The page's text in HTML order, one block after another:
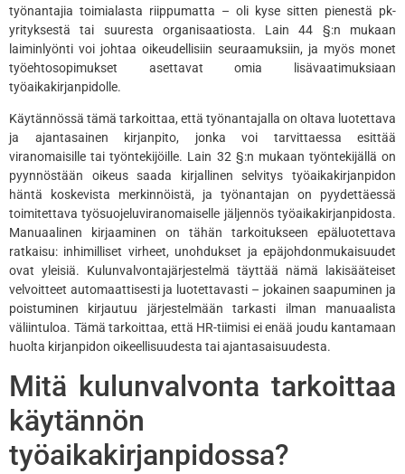
työnantajia toimialasta riippumatta – oli kyse sitten pienestä pk-
yrityksestä tai suuresta organisaatiosta. Lain 44 §:n mukaan
laiminlyönti voi johtaa oikeudellisiin seuraamuksiin, ja myös monet
työehtosopimukset asettavat omia lisävaatimuksiaan
työaikakirjanpidolle.
Käytännössä tämä tarkoittaa, että työnantajalla on oltava luotettava
ja ajantasainen kirjanpito, jonka voi tarvittaessa esittää
viranomaisille tai työntekijöille. Lain 32 §:n mukaan työntekijällä on
pyynnöstään oikeus saada kirjallinen selvitys työaikakirjanpidon
häntä koskevista merkinnöistä, ja työnantajan on pyydettäessä
toimitettava työsuojeluviranomaiselle jäljennös työaikakirjanpidosta.
Manuaalinen kirjaaminen on tähän tarkoitukseen epäluotettava
ratkaisu: inhimilliset virheet, unohdukset ja epäjohdonmukaisuudet
ovat yleisiä. Kulunvalvontajärjestelmä täyttää nämä lakisääteiset
velvoitteet automaattisesti ja luotettavasti – jokainen saapuminen ja
poistuminen kirjautuu järjestelmään tarkasti ilman manuaalista
väliintuloa. Tämä tarkoittaa, että HR-tiimisi ei enää joudu kantamaan
huolta kirjanpidon oikeellisuudesta tai ajantasaisuudesta.
Mitä kulunvalvonta tarkoittaa
käytännön
työaikakirjanpidossa?